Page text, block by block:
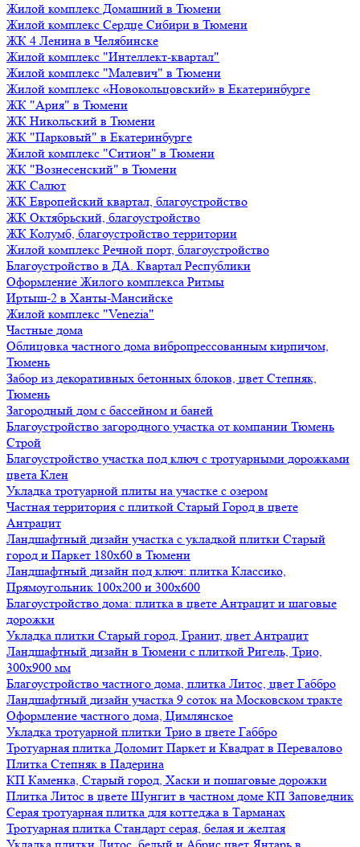
Жилой комплекс Домашний в Тюмени
Жилой комплекс Сердце Сибири в Тюмени
ЖК 4 Ленина в Челябинске
Жилой комплекс "Интеллект-квартал"
Жилой комплекс "Малевич" в Тюмени
Жилой комплекс «Новокольцовский» в Екатеринбурге
ЖК "Ария" в Тюмени
ЖК Никольский в Тюмени
ЖК "Парковый" в Екатеринбурге
Жилой комплекс "Ситион" в Тюмени
ЖК "Вознесенский" в Тюмени
ЖК Салют
ЖК Европейский квартал, благоустройство
ЖК Октябрьский, благоустройство
ЖК Колумб, благоустройство территории
Жилой комплекс Речной порт, благоустройство
Благоустройство в ДА. Квартал Республики
Оформление Жилого комплекса Ритмы
Иртыш-2 в Ханты-Мансийске
Жилой комплекс "Venezia"
Частные дома
Облицовка частного дома вибропрессованным кирпичом,
Тюмень
Забор из декоративных бетонных блоков, цвет Степняк,
Тюмень
Загородный дом с бассейном и баней
Благоустройство загородного участка от компании Тюмень
Строй
Благоустройство участка под ключ с тротуарными дорожками
цвета Клен
Укладка тротуарной плиты на участке с озером
Частная территория с плиткой Старый Город в цвете
Антрацит
Ландшафтный дизайн участка с укладкой плитки Старый
город и Паркет 180х60 в Тюмени
Ландшафтный дизайн под ключ: плитка Классико,
Прямоугольник 100х200 и 300х600
Благоустройство дома: плитка в цвете Антрацит и шаговые
дорожки
Укладка плитки Старый город, Гранит, цвет Антрацит
Ландшафтный дизайн в Тюмени с плиткой Ригель, Трио,
300х900 мм
Благоустройство частного дома, плитка Литос, цвет Габбро
Ландшафтный дизайн участка 9 соток на Московском тракте
Оформление частного дома, Цимлянское
Укладка тротуарной плитки Трио в цвете Габбро
Тротуарная плитка Доломит Паркет и Квадрат в Перевалово
Плитка Степняк в Падерина
КП Каменка, Старый город, Хаски и пошаговые дорожки
Плитка Литос в цвете Шунгит в частном доме КП Заповедник
Серая тротуарная плитка для коттеджа в Тарманах
Тротуарная плитка Стандарт серая, белая и желтая